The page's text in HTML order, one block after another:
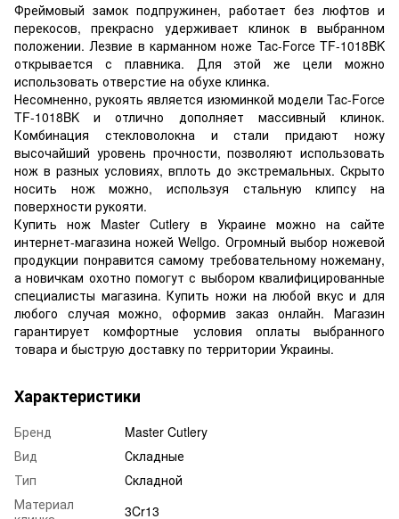
Фреймовый замок подпружинен, работает без люфтов и
перекосов, прекрасно удерживает клинок в выбранном
положении. Лезвие в карманном ноже Tac-Force TF-1018BK
открывается с плавника. Для этой же цели можно
использовать отверстие на обухе клинка.
Несомненно, рукоять является изюминкой модели Tac-Force
TF-1018BK и отлично дополняет массивный клинок.
Комбинация стекловолокна и стали придают ножу
высочайший уровень прочности, позволяют использовать
нож в разных условиях, вплоть до экстремальных. Скрыто
носить нож можно, используя стальную клипсу на
поверхности рукояти.
Купить нож Master Cutlery в Украине можно на сайте
интернет-магазина ножей Wellgo. Огромный выбор ножевой
продукции понравится самому требовательному ножеману,
а новичкам охотно помогут с выбором квалифицированные
специалисты магазина. Купить ножи на любой вкус и для
любого случая можно, оформив заказ онлайн. Магазин
гарантирует комфортные условия оплаты выбранного
товара и быструю доставку по территории Украины.
Характеристики
Бренд
Master Cutlery
Вид
Складные
Тип
Складной
Материал
3Cr13